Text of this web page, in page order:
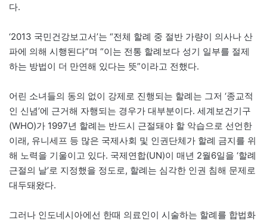
다.
‘2013 국민건강보고서’는 “전체 할례 중 절반 가량이 의사나 산
파에 의해 시행된다”며 “이는 전통 할례보다 성기 일부를 절제
하는 방법이 더 만연해 있다는 뜻”이라고 전했다.
어린 소녀들의 동의 없이 강제로 진행되는 할례는 그저 ‘종교적
인 신념’에 근거해 자행되는 경우가 대부분이다. 세계보건기구
(WHO)가 1997년 할례는 반드시 근절돼야 할 악습으로 선언한
이래, 유니세프 등 많은 국제사회 및 인권단체가 할례 금지를 위
해 노력을 기울이고 있다. 국제연합(UN)이 매년 2월6일을 ‘할례
근절의 날’로 지정했을 정도로, 할례는 심각한 인권 침해 문제로
대두돼왔다.
그러나 인도네시아에선 한때 의료인이 시술하는 할례를 합법화